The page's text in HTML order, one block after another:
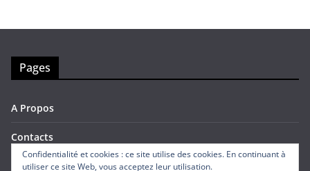
Pages
A Propos
Contacts
Confidentialité et cookies : ce site utilise des cookies. En continuant à
utiliser ce site Web, vous acceptez leur utilisation.